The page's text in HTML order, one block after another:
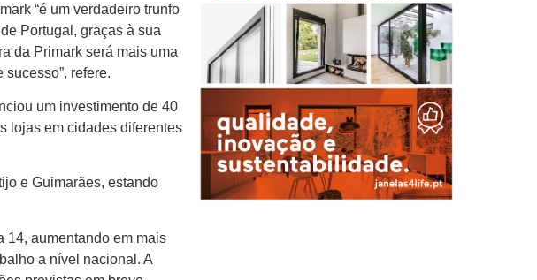
“é um verdadeiro trunfo
Portugal, graças à sua
da Primark será mais uma
refere.
um investimento de 40
lojas em cidades diferentes
e Guimarães, estando
14, aumentando em mais
a nível nacional. A